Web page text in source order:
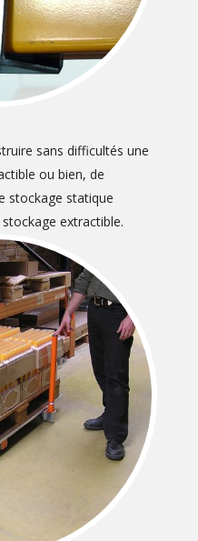
sans difficultés une
ou bien, de
stockage statique
extractible.